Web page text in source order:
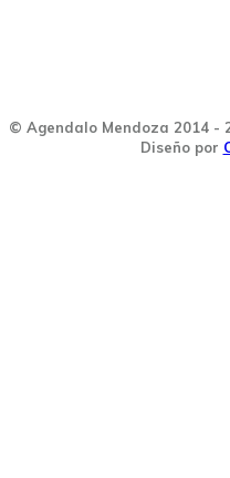
© Agendalo Mendoza 2014 -
Diseño por